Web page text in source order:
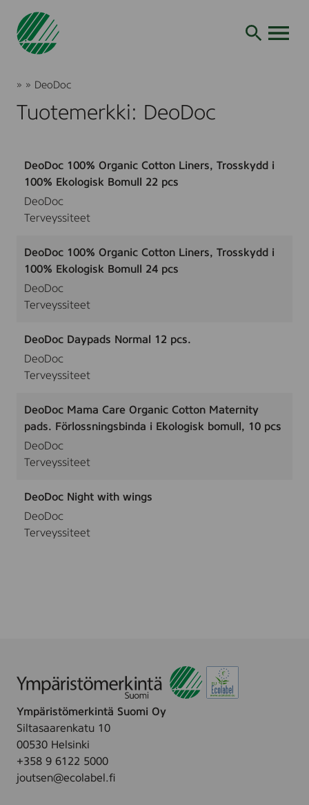
Siirry
Joutsenmerkki
» » DeoDoc
Tuotemerkki: DeoDoc
DeoDoc 100% Organic Cotton Liners, Trosskydd i
100% Ekologisk Bomull 22 pcs
DeoDoc
Terveyssiteet
DeoDoc 100% Organic Cotton Liners, Trosskydd i
100% Ekologisk Bomull 24 pcs
DeoDoc
Terveyssiteet
DeoDoc Daypads Normal 12 pcs.
DeoDoc
Terveyssiteet
DeoDoc Mama Care Organic Cotton Maternity
pads. Förlossningsbinda i Ekologisk bomull, 10 pcs
DeoDoc
Terveyssiteet
DeoDoc Night with wings
DeoDoc
Terveyssiteet
Ympäristömerkintä Suomi Oy
Siltasaarenkatu 10
00530 Helsinki
+358 9 6122 5000
joutsen@ecolabel.fi